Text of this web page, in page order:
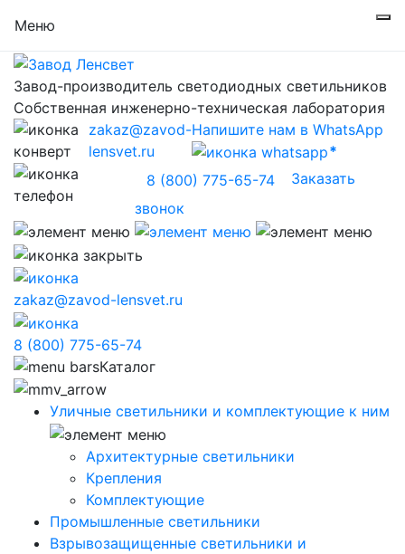
Меню
Завод-производитель светодиодных светильников
Собственная инженерно-техническая лаборатория
zakaz@zavod-
lensvet.ru
Напишите нам в WhatsApp
8 (800) 775-65-74
Заказать
звонок
zakaz@zavod-lensvet.ru
8 (800) 775-65-74
Каталог
Уличные светильники и комплектующие к ним
Архитектурные светильники
Крепления
Комплектующие
Промышленные светильники
Взрывозащищенные светильники и